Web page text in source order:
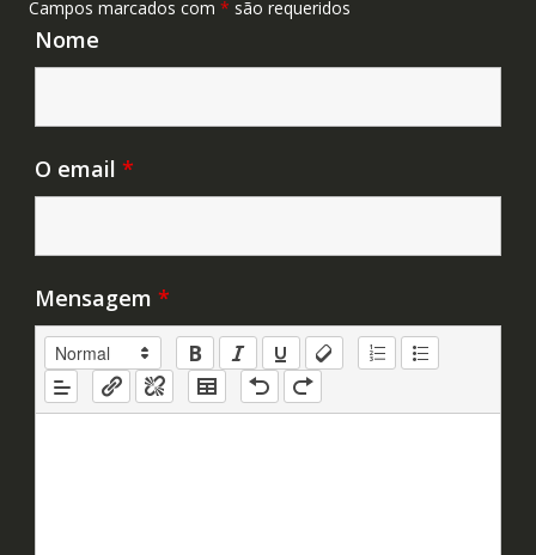
Campos marcados com * são requeridos
Nome
O email *
Mensagem *